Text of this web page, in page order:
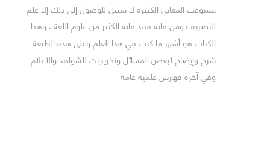
تستوعب المعاني الكثيرة لا سبيل للوصول إلى ذلك إلا علم
التصريف ومن فاته فقد فاته الكثير من علوم اللغة . وهذا
الكتاب هو أشهر ما كتب في هذا العلم وعلى هذه الطبعة
شرح وإيضاح لبعض المسائل وتخريجات للشواهد والأعلام
وفي آخره فهارس علمية عامة